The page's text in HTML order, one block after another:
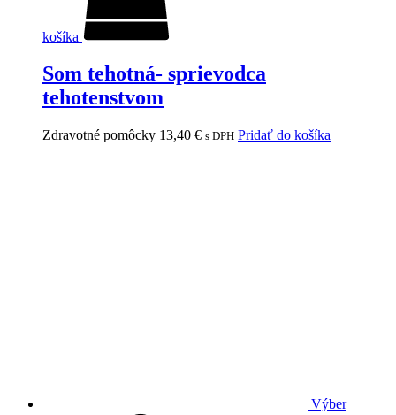
košíka
Som tehotná- sprievodca
tehotenstvom
Zdravotné pomôcky 13,40 € s DPH Pridať do košíka
Výber